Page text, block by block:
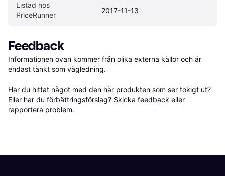
Listad hos
PriceRunner
2017-11-13
Feedback
Informationen ovan kommer från olika externa källor och är
endast tänkt som vägledning.
Har du hittat något med den här produkten som ser tokigt ut?
Eller har du förbättringsförslag? Skicka feedback eller
rapportera problem.